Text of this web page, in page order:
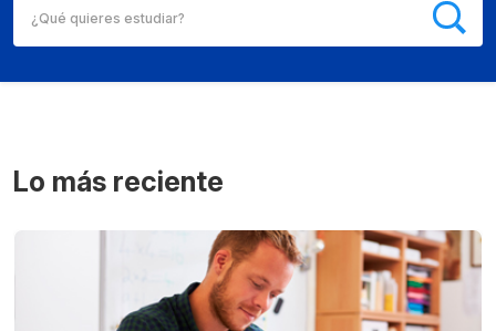
Lo más reciente